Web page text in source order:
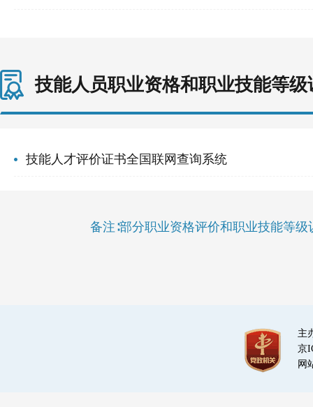
技能人员职业资格和职业技能等
技能人才评价证书全国联网查询系统
备注∶部分职业资格评价和职业技能等
主
京
网